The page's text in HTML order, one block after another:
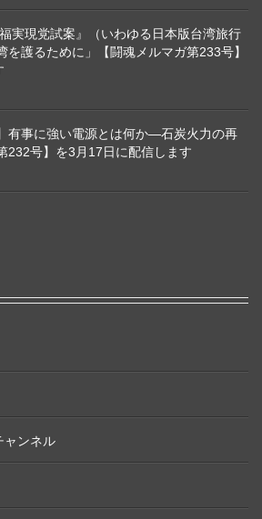
実現党試案』（いわゆる日本版台湾旅行
護るために」【闘魂メルマガ第233号】
有事に強い電源とは何か―石炭火力の再
232号】を3月17日に配信します
ャンネル